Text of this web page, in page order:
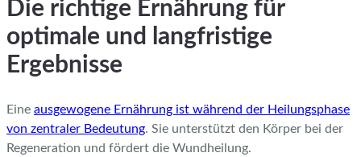
Die richtige Ernährung für
optimale und langfristige
Ergebnisse
Eine ausgewogene Ernährung ist während der Heilungsphase
von zentraler Bedeutung. Sie unterstützt den Körper bei der
Regeneration und fördert die Wundheilung.